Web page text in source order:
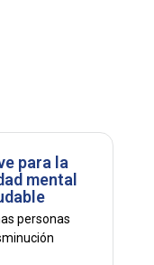
para la
mental
personas